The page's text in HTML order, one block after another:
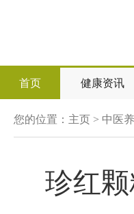
首页 健康资讯
您的位置： 主页 > 中医
珍红